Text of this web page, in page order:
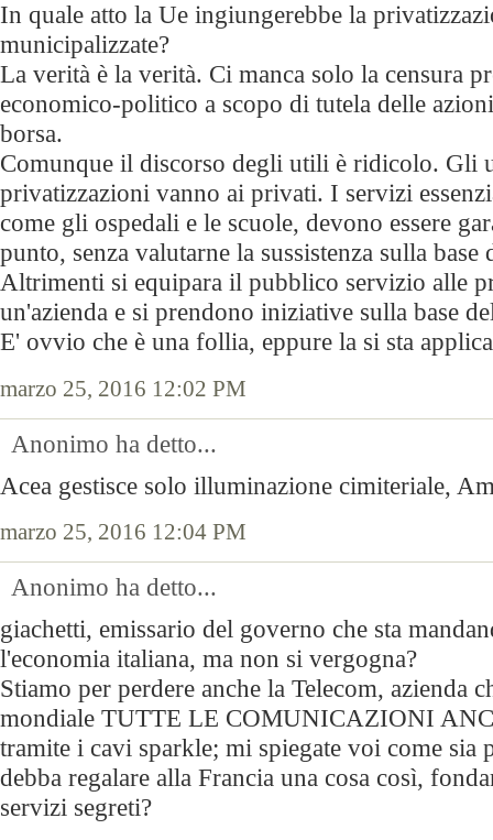
In quale atto la Ue ingiungerebbe la
municipalizzate?
La verità è la verità. Ci manca solo la censura
economico-politico a scopo di tutela delle
borsa.
Comunque il discorso degli utili è ridicolo. Gli
privatizzazioni vanno ai privati. I servizi
come gli ospedali e le scuole, devono essere
punto, senza valutarne la sussistenza sulla
Altrimenti si equipara il pubblico servizio alle
un'azienda e si prendono iniziative sulla base
E' ovvio che è una follia, eppure la si sta
marzo 25, 2016 12:02 PM
Anonimo ha detto...
Acea gestisce solo illuminazione cimiteriale,
marzo 25, 2016 12:04 PM
Anonimo ha detto...
giachetti, emissario del governo che sta
l'economia italiana, ma non si vergogna?
Stiamo per perdere anche la Telecom, azienda
mondiale TUTTE LE COMUNICAZIONI
tramite i cavi sparkle; mi spiegate voi come sia
debba regalare alla Francia una cosa così,
servizi segreti?